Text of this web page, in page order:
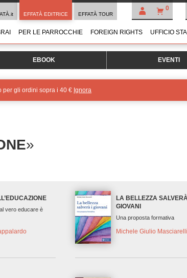
0
EFFATÀ EDITRICE EFFATÀ TOUR
PER LE PARROCCHIE FOREIGN RIGHTS UFFICIO
EBOOK EVENTI
per gli ordini sopra i 40 € Ignora
»
vero educare è
LA BELLEZZA SALVERÀ
GIOVANI
Una proposta formativa
Michele Giulio Masciarelli